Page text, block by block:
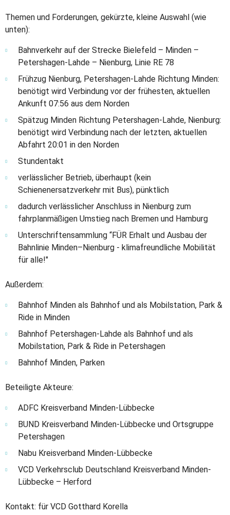
Themen und Forderungen, gekürzte, kleine Auswahl (wie
unten):
Bahnverkehr auf der Strecke Bielefeld – Minden –
Petershagen-Lahde – Nienburg, Linie RE 78
Frühzug Nienburg, Petershagen-Lahde Richtung Minden:
benötigt wird Verbindung vor der frühesten, aktuellen
Ankunft 07:56 aus dem Norden
Spätzug Minden Richtung Petershagen-Lahde, Nienburg:
benötigt wird Verbindung nach der letzten, aktuellen
Abfahrt 20:01 in den Norden
Stundentakt
verlässlicher Betrieb, überhaupt (kein
Schienenersatzverkehr mit Bus), pünktlich
dadurch verlässlicher Anschluss in Nienburg zum
fahrplanmäßigen Umstieg nach Bremen und Hamburg
Unterschriftensammlung “FÜR Erhalt und Ausbau der
Bahnlinie Minden–Nienburg - klimafreundliche Mobilität
für alle!"
Außerdem:
Bahnhof Minden als Bahnhof und als Mobilstation, Park &
Ride in Minden
Bahnhof Petershagen-Lahde als Bahnhof und als
Mobilstation, Park & Ride in Petershagen
Bahnhof Minden, Parken
Beteiligte Akteure:
ADFC Kreisverband Minden-Lübbecke
BUND Kreisverband Minden-Lübbecke und Ortsgruppe
Petershagen
Nabu Kreisverband Minden-Lübbecke
VCD Verkehrsclub Deutschland Kreisverband Minden-
Lübbecke – Herford
Kontakt: für VCD Gotthard Korella